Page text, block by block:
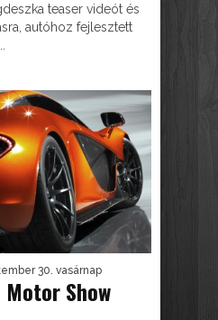
teaser videót és
autóhoz fejlesztett
30. vasárnap
Motor Show